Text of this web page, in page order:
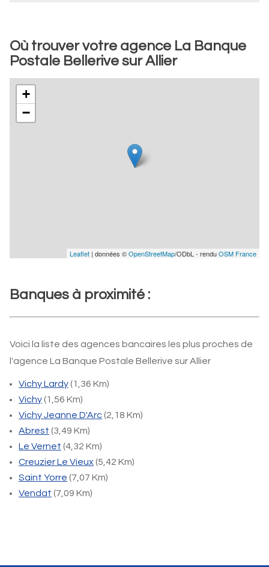
Où trouver votre agence La Banque
Postale Bellerive sur Allier
+
−
Leaflet | données ©OpenStreetMap/ODbL - renduOSM France
Banques à proximité :
Voici la liste des agences bancaires les plus proches de
l'agence La Banque Postale Bellerive sur Allier
Vichy Lardy(1,36 Km)
Vichy(1,56 Km)
Vichy Jeanne D'Arc(2,18 Km)
Abrest (3,49 Km)
Le Vernet (4,32 Km)
Creuzier Le Vieux(5,42 Km)
Saint Yorre (7,07 Km)
Vendat (7,09 Km)